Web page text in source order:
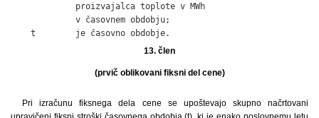
             proizvajalca toplote v MWh
             v časovnem obdobju;
    t        je časovno obdobje.
13. člen
(prvič oblikovani fiksni del cene)
Pri izračunu fiksnega dela cene se upoštevajo skupno načrtovani